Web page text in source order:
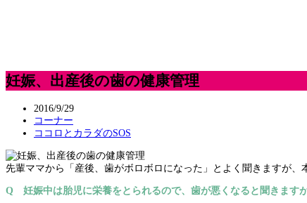
妊娠、出産後の歯の健康管理
2016/9/29
コーナー
ココロとカラダのSOS
先輩ママから「産後、歯がボロボロになった」とよく聞きますが、
Q 妊娠中は胎児に栄養をとられるので、歯が悪くなると聞きますが